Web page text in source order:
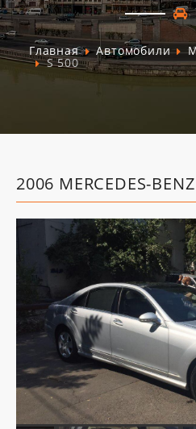
Главная Автомобили
S 500
2006 MERCEDES-